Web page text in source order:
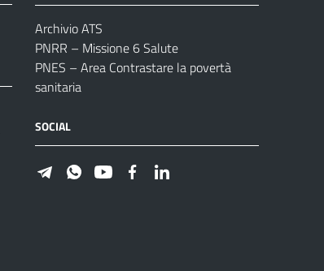
Archivio ATS
PNRR – Missione 6 Salute
PNES – Area Contrastare la povertà
sanitaria
SOCIAL